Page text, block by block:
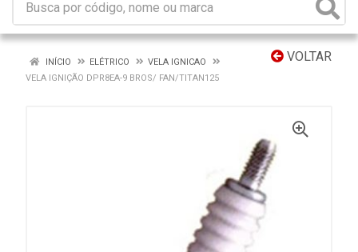
VOLTAR
INÍCIO ELÉTRICO
VELA IGNICAO
VELA IGNIÇÃO DPR8EA-9 BROS/ FAN/TITAN125